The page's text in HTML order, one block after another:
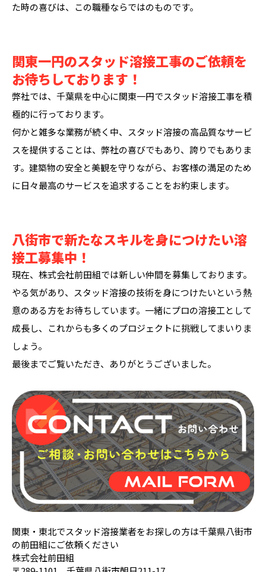
た時の喜びは、この職種ならではのものです。
関東一円のスタッド溶接工事のご依頼を
お待ちしております！
弊社では、千葉県を中心に関東一円でスタッド溶接工事を積
極的に行っております。
何かと雑多な業務が続く中、スタッド溶接の高品質なサービ
スを提供することは、弊社の喜びでもあり、誇りでもありま
す。建築物の安全と美観を守りながら、お客様の満足のため
に日々最高のサービスを追求することをお約束します。
八街市で新たなスキルを身につけたい溶
接工募集中！
現在、株式会社前田組では新しい仲間を募集しております。
やる気があり、スタッド溶接の技術を身につけたいという熱
意のある方をお待ちしています。一緒にプロの溶接工として
成長し、これからも多くのプロジェクトに挑戦してまいりま
しょう。
最後までご覧いただき、ありがとうございました。
関東・東北でスタッド溶接業者をお探しの方は千葉県八街市
の前田組にご依頼ください
株式会社前田組